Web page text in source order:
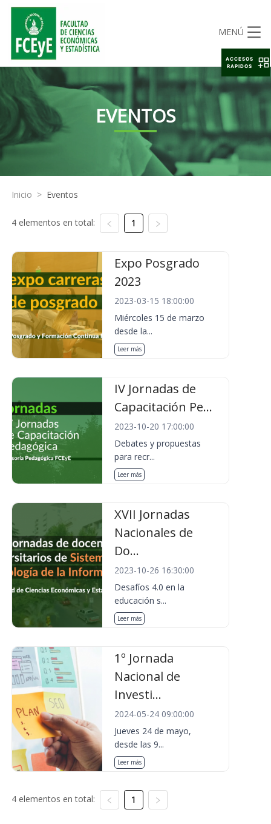
MENÚ
EVENTOS
Inicio > Eventos
4 elementos en total: 1
Expo Posgrado
2023
2023-03-15 18:00:00
Miércoles 15 de marzo
desde la...
Leer más
IV Jornadas de
Capacitación Pe...
2023-10-20 17:00:00
Debates y propuestas
para recr...
Leer más
XVII Jornadas
Nacionales de
Do...
2023-10-26 16:30:00
Desafíos 4.0 en la
educación s...
Leer más
1º Jornada
Nacional de
Investi...
2024-05-24 09:00:00
Jueves 24 de mayo,
desde las 9...
Leer más
4 elementos en total: 1
ACCESOS
RAPIDOS